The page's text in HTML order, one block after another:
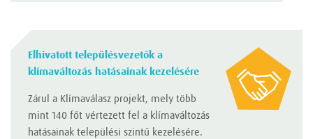
Elhivatott településvezetők a
klímaváltozás hatásainak kezelésére
Zárul a Klímaválasz projekt, mely több
mint 140 főt vértezett fel a klímaváltozás
hatásainak települési szintű kezelésére.